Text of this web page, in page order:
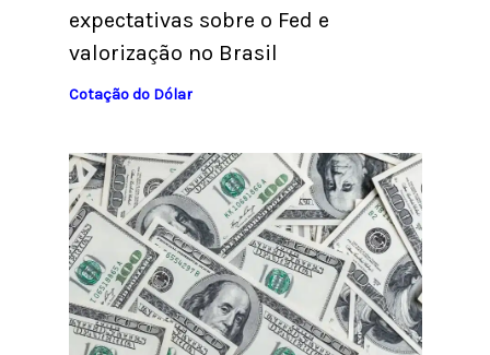
expectativas sobre o Fed e
valorização no Brasil
Cotação do Dólar